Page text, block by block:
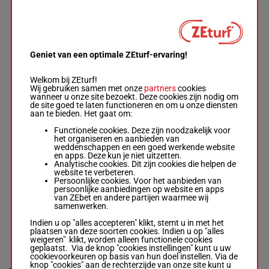
0a Da 2a 1a
3a 1a 0a 0a
1a 0a 0a
DANILO
H.B.
Pieters Dwi.
Martinsson
R/8 - 2160m
-
€ 47.022
5a 4a 2a
(22) 3a 0a
5a 1a 4a 1a
2a 7a 7a
R/8 2160m 1'11"8
€ 47.022
5a 4a 2a
(22) 3a
0a 5a 1a
4a 1a 2a
7a 7a
ASENS
ARAGON
Linryd Mar. -
Caroline
Björkegren
R/9 - 2160m
1'13"0
6a 0a 0a
6a (22)
0a 0m
Geniet van een optimale ZEturf-ervaring!
Welkom bij ZEturf!
Wij gebruiken samen met onze partnerscookies
wanneer u onze site bezoekt. Deze cookies zijn nodig om
de site goed te laten functioneren en om u onze diensten
aan te bieden. Het gaat om:
Functionele cookies. Deze zijn noodzakelijk voor
het organiseren en aanbieden van
weddenschappen en een goed werkende website
en apps. Deze kun je niet uitzetten.
Analytische cookies. Dit zijn cookies die helpen de
website te verbeteren.
Persoonlijke cookies. Voor het aanbieden van
persoonlijke aanbiedingen op website en apps
van ZEbet en andere partijen waarmee wij
samenwerken.
Indien u op "alles accepteren" klikt, stemt u in met het
plaatsen van deze soorten cookies. Indien u op "alles
weigeren" klikt, worden alleen functionele cookies
geplaatst. Via de knop "cookies instellingen" kunt u uw
cookievoorkeuren op basis van hun doel instellen. Via de
knop "cookies" aan de rechterzijde van onze site kunt u